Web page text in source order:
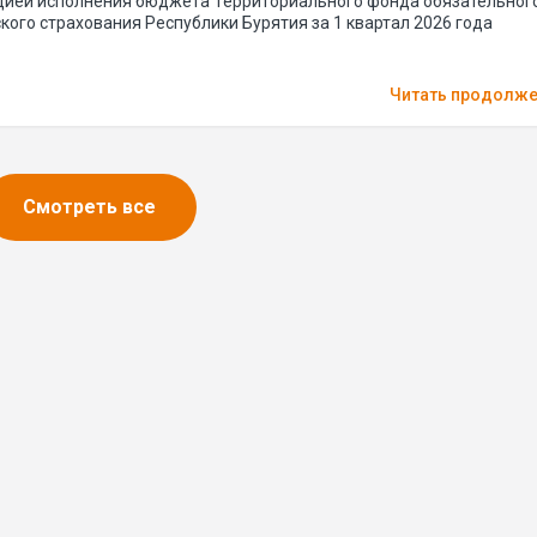
страхования Республики Бурятия за 1 квартал 2026 года
Читать
Смотреть все